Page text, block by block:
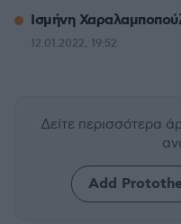
Ισμήνη
12.01.2022, 19:52
Δείτε περισσότερα
Add